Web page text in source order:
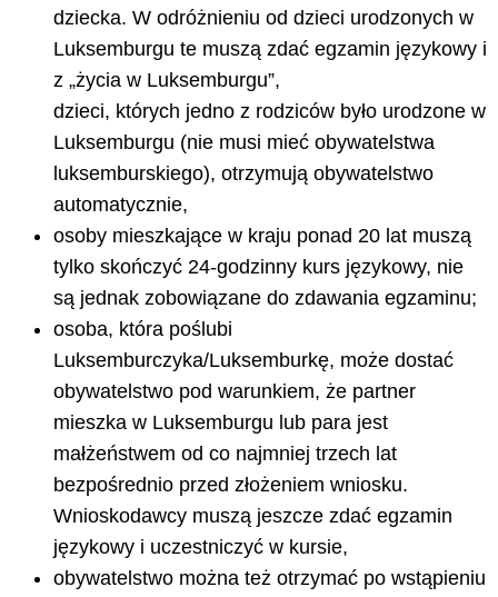
dziecka. W odróżnieniu od dzieci urodzonych w
Luksemburgu te muszą zdać egzamin językowy i
z „życia w Luksemburgu”,
dzieci, których jedno z rodziców było urodzone w
Luksemburgu (nie musi mieć obywatelstwa
luksemburskiego), otrzymują obywatelstwo
automatycznie,
osoby mieszkające w kraju ponad 20 lat muszą
tylko skończyć 24-godzinny kurs językowy, nie
są jednak zobowiązane do zdawania egzaminu;
osoba, która poślubi
Luksemburczyka/Luksemburkę, może dostać
obywatelstwo pod warunkiem, że partner
mieszka w Luksemburgu lub para jest
małżeństwem od co najmniej trzech lat
bezpośrednio przed złożeniem wniosku.
Wnioskodawcy muszą jeszcze zdać egzamin
językowy i uczestniczyć w kursie,
obywatelstwo można też otrzymać po wstąpieniu